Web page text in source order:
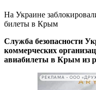
На Украине
билеты в Крым
Служба безопасности
коммерческих
авиабилеты в Крым из
РЕКЛАМА • ООО